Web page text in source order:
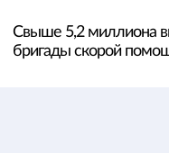
Свыше 5,2 миллиона
бригады скорой